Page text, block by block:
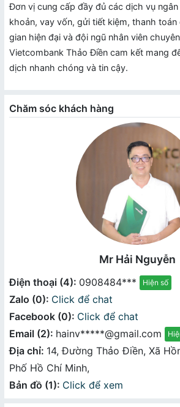
Đơn vị cung cấp đầy đủ các dịch vụ
khoản, vay vốn, gửi tiết kiệm, thanh
gian hiện đại và đội ngũ nhân viên
Vietcombank Thảo Điền cam kết mang
dịch nhanh chóng và tin cậy.
Chăm sóc khách hàng
Mr Hải Nguyễn
Điện thoại (4): 0908484*** Hiện số
Zalo (0): Click để chat
Facebook (0): Click để chat
Email (2): hainv*****@gmail.com
Địa chỉ: 14, Đường Thảo Điền, Xã
Phố Hồ Chí Minh,
Bản đồ (1): Click để xem